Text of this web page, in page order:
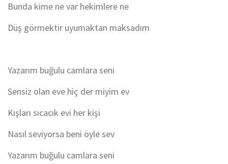
Bunda kime ne var hekimlere ne
Düş görmektir uyumaktan maksadım
Yazarım buğulu camlara seni
Sensiz olan eve hiç der miyim ev
Kışları sıcacık evi her kişi
Nasıl seviyorsa beni öyle sev
Yazarım buğulu camlara seni